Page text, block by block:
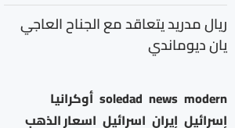
ريال مدريد يتعاقد مع الجناح العاجي
يان ديوماندي
modern
news
soledad أوكرانيا
إسرائيل إيران اسرائيل اسعار الذهب